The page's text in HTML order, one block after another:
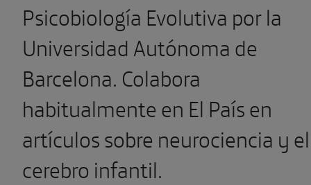
Psicobiología Evolutiva por la
Universidad Autónoma de
Barcelona. Colabora
habitualmente en El País en
artículos sobre neurociencia y el
cerebro infantil.